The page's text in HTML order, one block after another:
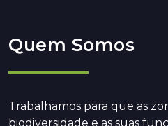
Quem Somos
Trabalhamos para que as
biodiversidade e as suas